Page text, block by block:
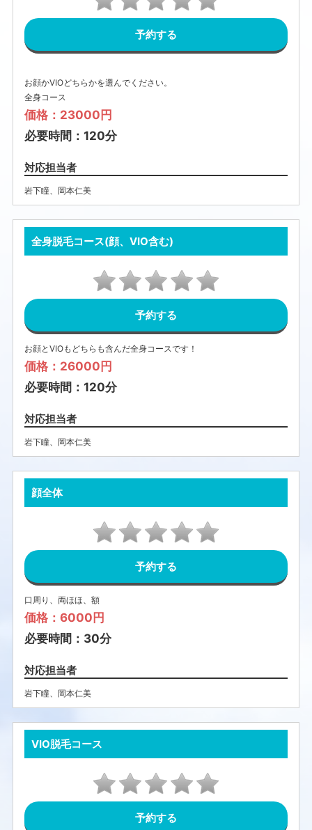
予約する
お顔かVIOどちらかを選んでください。
全身コース
価格：23000円
必要時間：120分
対応担当者
岩下瞳 岡本仁美
全身脱毛コース(顔、VIO含む)
予約する
お顔とVIOもどちらも含んだ全身コースです！
価格：26000円
必要時間：120分
対応担当者
岩下瞳 岡本仁美
顔全体
予約する
口周り、両ほほ、額
価格：6000円
必要時間：30分
対応担当者
岩下瞳 岡本仁美
VIO脱毛コース
予約する